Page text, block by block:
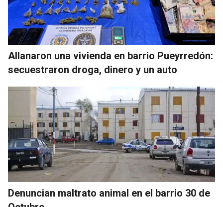
Allanaron una vivienda en barrio Pueyrredón:
secuestraron droga, dinero y un auto
Denuncian maltrato animal en el barrio 30 de